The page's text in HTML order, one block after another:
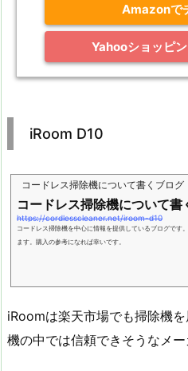
Amazonで
Yahooショッピ
iRoom D10
コードレス掃除機について書くブログ
コードレス掃除機について書
https://cordlesscleaner.net/iroom-d10
コードレス掃除機を中心に情報を提供しているブログです
ます。購入の参考になれば幸いです。
iRoomは楽天市場でも掃除機
機の中では信頼できそうなメー